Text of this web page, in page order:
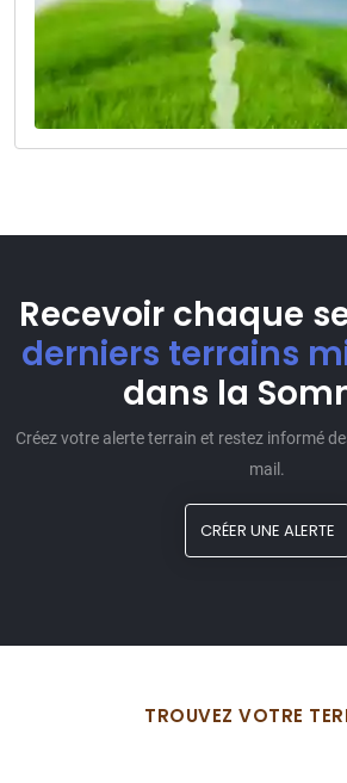
Recevoir chaque
derniers terrains
dans la
Créez votre alerte terrain et restez informé
mail.
CRÉER UNE ALERTE
TROUVEZ VOTRE